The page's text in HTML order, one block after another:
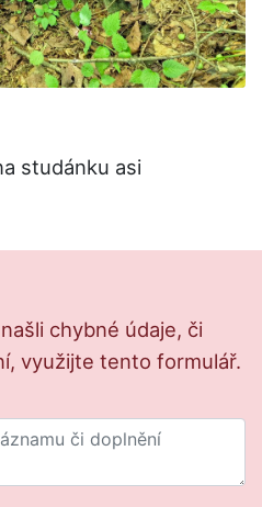
studánku asi
chybné údaje, či
využijte tento formulář.